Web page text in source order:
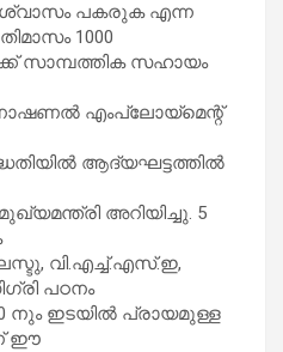
പകരുക എന്ന
1000
സാമ്പത്തിക സഹായം
എംപ്ലോയ്മെന്റ്
ആദ്യഘട്ടത്തിൽ
അറിയിച്ചു. 5
വി.എച്ച്.എസ്.ഇ,
പഠനം
നും ഇടയിൽ പ്രായമുള്ള
ഈ